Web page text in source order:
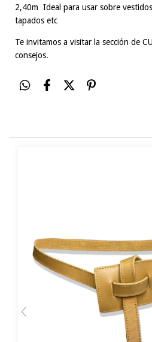
2,40m Ideal para usar sobre
tapados etc
Te invitamos a visitar la sección de
consejos.